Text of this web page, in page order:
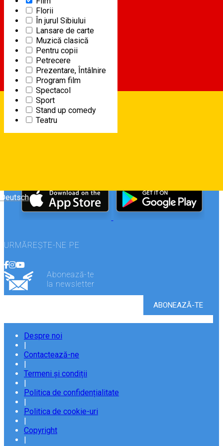
Deutsch
Florii
În jurul Sibiului
Lansare de carte
Muzică clasică
Pentru copii
Petrecere
Prezentare, Întâlnire
Program film
Spectacol
Sport
Stand up comedy
Teatru
9
AUG
Program filme CineGold
FILM
Începe la 13:09
CineGold
URMĂREȘTE-NE PE
Abonează-te
la newsletter
Despre noi
Contactează-ne
Termeni și condiții
Politica de confidențialitate
Politica de cookie-uri
Copyright